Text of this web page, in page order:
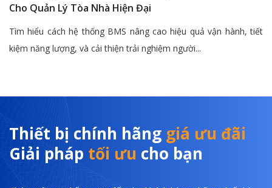
Cho Quản Lý Tòa Nhà Hiện Đại
Tìm hiểu cách hệ thống BMS nâng cao hiệu quả vận hành, tiết
kiệm năng lượng, và cải thiện trải nghiệm người...
Thiết bị chính hãng giá ưu đãi
Giải pháp tối ưu cho bạn